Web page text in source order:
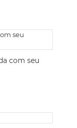
com seu